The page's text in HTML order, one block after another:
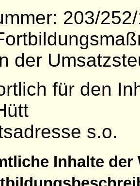
203/
der
für den
s.o.
Inhalte der